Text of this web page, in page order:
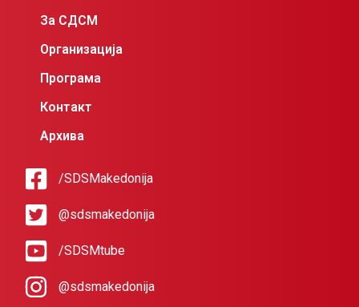
За СДСМ
Организација
Програма
Контакт
Архива
/SDSMakedonija
@sdsmakedonija
/SDSMtube
@sdsmakedonija